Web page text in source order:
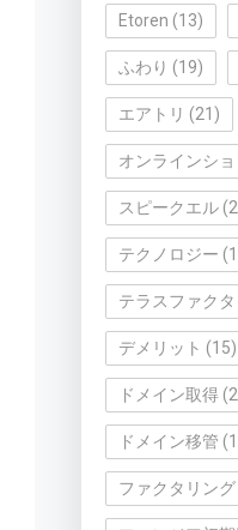
Etoren (13)
ふわり (19)
エアトリ (21)
オンラインシ
スピークエル
テクノロジー
テラスファク
デメリット (15)
ドメイン取得
ドメイン移管
ファクタリング